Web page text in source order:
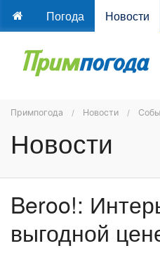
Погода Новости
Примпогода Новости
Новости
Beroo!:
выгодной